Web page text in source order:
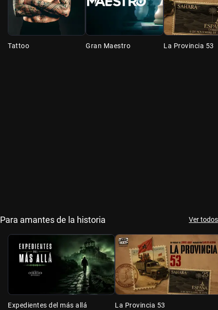
Tattoo Gran Maestro La Provincia 53
Para amantes de la historia Ver todos
Expedientes del más allá La Provincia 53